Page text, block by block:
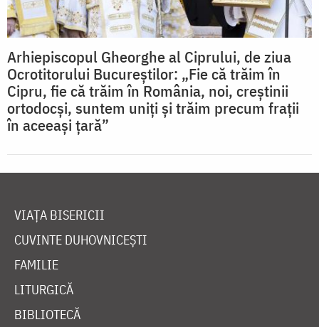
Arhiepiscopul Gheorghe al Ciprului, de ziua
Ocrotitorului Bucureștilor: „Fie că trăim în
Cipru, fie că trăim în România, noi, creștinii
ortodocși, suntem uniți și trăim precum frații
în aceeași țară”
VIAȚA BISERICII
CUVINTE DUHOVNICEȘTI
FAMILIE
LITURGICĂ
BIBLIOTECĂ